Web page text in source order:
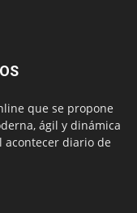
que se propone
ágil y dinámica
diario de